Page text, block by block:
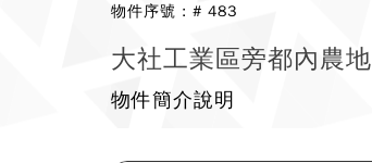
物件序號 : # 483
大社工業區旁都內農地
物件簡介說明